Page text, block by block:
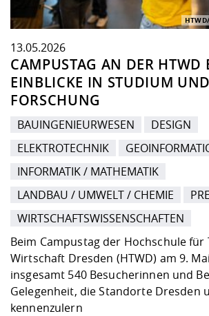
CAMPUSTAG AN DER HTWD
EINBLICKE IN STUDIUM UND
FORSCHUNG
13.05.2026
BAUINGENIEURWESEN
DESIGN
ELEKTROTECHNIK
INFORMATIK / MATHEMATIK
LANDBAU / UMWELT / CHEMIE
WIRTSCHAFTSWISSENSCHAFTEN
Beim Campustag der Hochschule für
Wirtschaft Dresden (HTWD) am 9.
insgesamt 540 Besucherinnen und
Gelegenheit, die Standorte Dresden
kennenzulern